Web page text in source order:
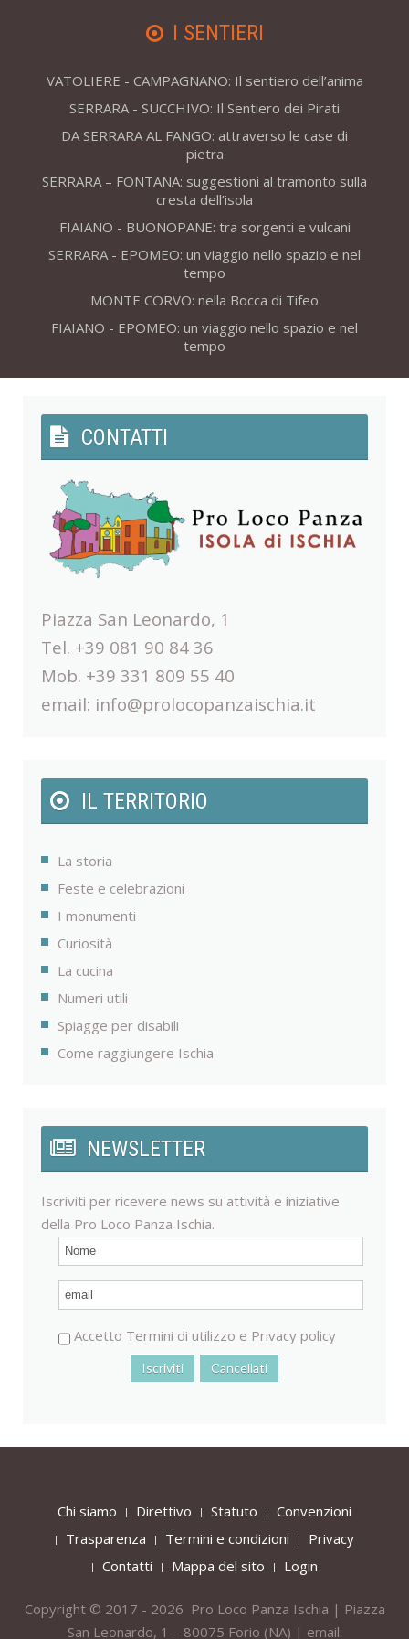
I SENTIERI
VATOLIERE - CAMPAGNANO: Il sentiero dell’anima
SERRARA - SUCCHIVO: Il Sentiero dei Pirati
DA SERRARA AL FANGO: attraverso le case di
pietra
SERRARA – FONTANA: suggestioni al tramonto sulla
cresta dell’isola
FIAIANO - BUONOPANE: tra sorgenti e vulcani
SERRARA - EPOMEO: un viaggio nello spazio e nel
tempo
MONTE CORVO: nella Bocca di Tifeo
FIAIANO - EPOMEO: un viaggio nello spazio e nel
tempo
CONTATTI
Piazza San Leonardo, 1
Tel. +39 081 90 84 36
Mob. +39 331 809 55 40
email: info@prolocopanzaischia.it
IL TERRITORIO
La storia
Feste e celebrazioni
I monumenti
Curiosità
La cucina
Numeri utili
Spiagge per disabili
Come raggiungere Ischia
NEWSLETTER
Iscriviti per ricevere news su attività e iniziative
della Pro Loco Panza Ischia.
Accetto Termini di utilizzo e Privacy policy
Chi siamo Direttivo Statuto
Convenzioni
Trasparenza
Termini e condizioni
Privacy
Contatti
Mappa del sito Login
Copyright © 2017 - 2026 Pro Loco Panza Ischia | Piazza
San Leonardo, 1 – 80075 Forio (NA) | email: